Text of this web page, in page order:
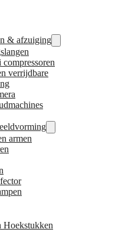
& afzuiging
compressoren
verrijdbare
armen
Hoekstukken